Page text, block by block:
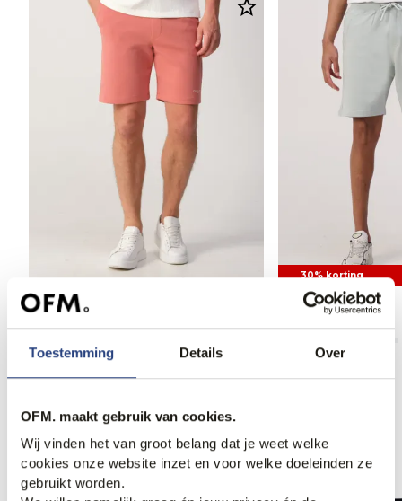
Toestemming Details Over
OFM. maakt gebruik van cookies.
Wij vinden het van groot belang dat je weet welke
cookies onze website inzet en voor welke doeleinden ze
gebruikt worden.
Cavallaro Short
30% korting
Airforce Short
59,95
Anderen bekeken ook